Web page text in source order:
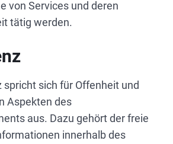
von Services und deren
tätig werden.
spricht sich für Offenheit und
Aspekten des
aus. Dazu gehört der freie
innerhalb des